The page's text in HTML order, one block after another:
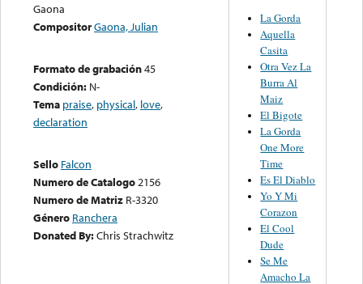
Gaona
CompositorGaona, Julian
Formato de grabación45
Condición: N-
Tema praise, physical, love,
declaration
Sello Falcon
Numero de Catalogo2156
Numero de Matriz R-3320
Género Ranchera
Donated By:Chris Strachwitz
La Gorda
Aquella
Casita
Otra Vez La
Burra Al
Maiz
El Bigote
La Gorda
One More
Time
Es El Diablo
Yo Y Mi
Corazon
El Cool
Dude
Se Me
Amacho La